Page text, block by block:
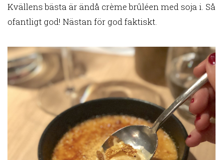
Kvällens bästa är ändå crème brûléen med soja i. Så
ofantligt god! Nästan för god faktiskt.